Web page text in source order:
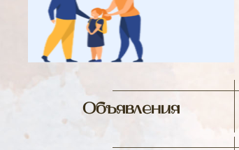
Объявления